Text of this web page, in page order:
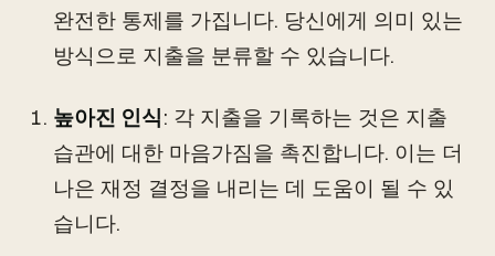
완전한 통제를 가집니다. 당신에게 의미 있는
방식으로 지출을 분류할 수 있습니다.
높아진 인식: 각 지출을 기록하는 것은 지출
습관에 대한 마음가짐을 촉진합니다. 이는 더
나은 재정 결정을 내리는 데 도움이 될 수 있
습니다.